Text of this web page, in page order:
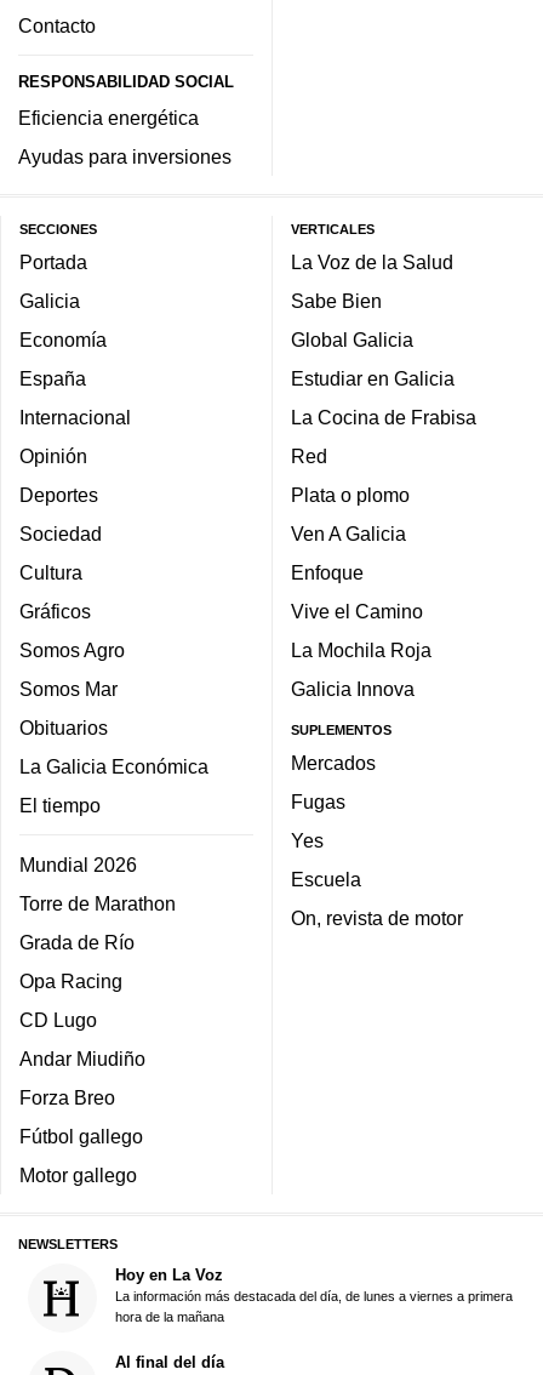
Contacto
RESPONSABILIDAD SOCIAL
Eficiencia energética
Ayudas para inversiones
SECCIONES
Portada
Galicia
Economía
España
Internacional
Opinión
Deportes
Sociedad
Cultura
Gráficos
Somos Agro
Somos Mar
Obituarios
La Galicia Económica
El tiempo
Mundial 2026
Torre de Marathon
Grada de Río
Opa Racing
CD Lugo
Andar Miudiño
Forza Breo
Fútbol gallego
Motor gallego
VERTICALES
La Voz de la Salud
Sabe Bien
Global Galicia
Estudiar en Galicia
La Cocina de Frabisa
Red
Plata o plomo
Ven A Galicia
Enfoque
Vive el Camino
La Mochila Roja
Galicia Innova
SUPLEMENTOS
Mercados
Fugas
Yes
Escuela
On, revista de motor
NEWSLETTERS
Hoy en La Voz
La información más destacada del día, de lunes a viernes a primera
hora de la mañana
Al final del día